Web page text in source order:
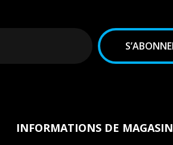
INFORMATIONS DE MAGASIN